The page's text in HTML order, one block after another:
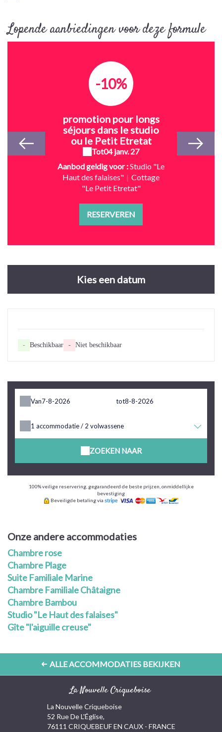
Lopende aanbiedingen voor deze formule
-10%
promotion pour longs
séjours dans le studio
ou le Petit Etretat
Tot04 janv. 27
Aanbod geldig voor :Studio "Le
Haut des falaises" | Cottage
"Le Petit Etretat"
RESERVEREN
Kies een datum
- Beschikbaar - Niet beschikbaar
Van tot
1 accommodatie / 2 volwassene
ZOEKEN NAAR
100% veilige reservering, gegarandeerd de beste prijzen, onmiddellijke
bevestiging
Beveiligde betaling via
Onze andere accommodaties
Chambre rose
Chambre Plage
Suite Familiale Marine
Chambre Familiale Châtaigne
Chambre Bambou
Studio "Le Haut des falaises"
Gîte "l'aiguille creuse"
ALLE ACCOMMODATIES BEKIJKEN
La Nouvelle Criqueboise
La Nouvelle Criqueboise
52 Rue De L'Église,
76111 CRIQUEBEUF EN CAUX - FRANCE